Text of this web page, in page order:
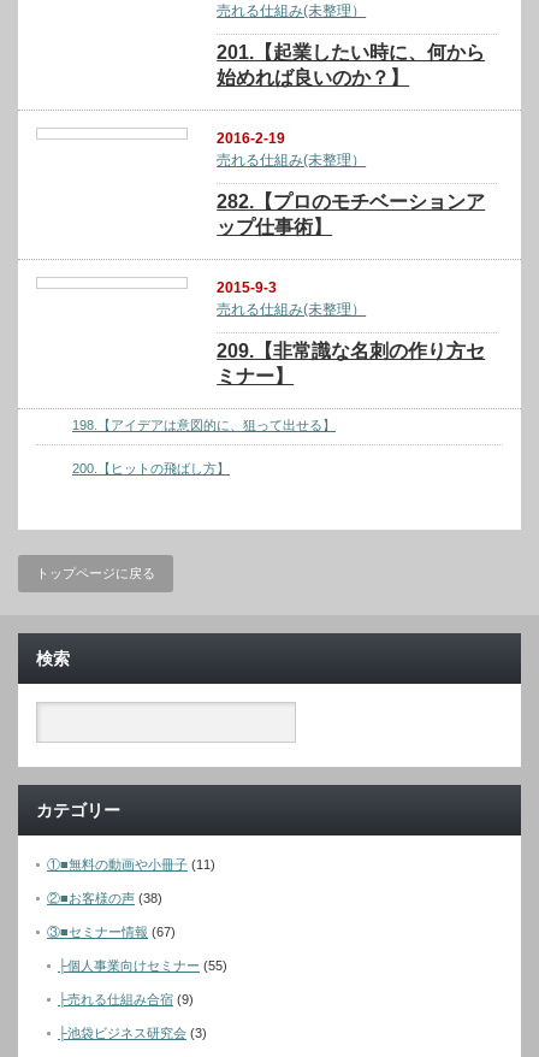
売れる仕組み(未整理）
201.【起業したい時に、何から
始めれば良いのか？】
2016-2-19
売れる仕組み(未整理）
282.【プロのモチベーションア
ップ仕事術】
2015-9-3
売れる仕組み(未整理）
209.【非常識な名刺の作り方セ
ミナー】
198.【アイデアは意図的に、狙って出せる】
200.【ヒットの飛ばし方】
トップページに戻る
検索
カテゴリー
①■無料の動画や小冊子 (11)
②■お客様の声 (38)
③■セミナー情報 (67)
├個人事業向けセミナー (55)
├売れる仕組み合宿 (9)
├池袋ビジネス研究会 (3)